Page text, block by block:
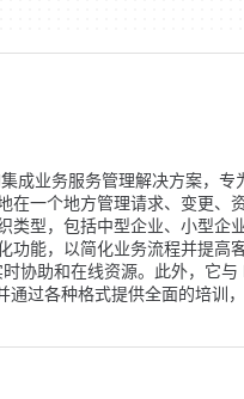
成业务服务管理解决方案，
在一个地方管理请求、变更、
类型，包括中型企业、小型企
功能，以简化业务流程并提高
协助和在线资源。此外，它
通过各种格式提供全面的培训